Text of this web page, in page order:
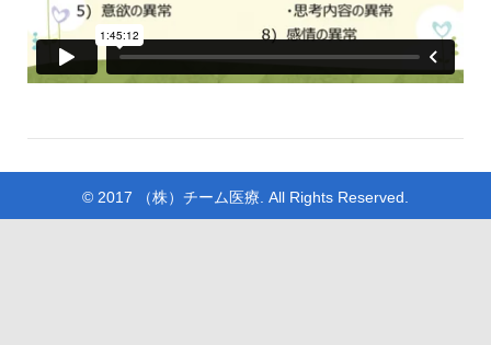
© 2017 （株）チーム医療. All Rights Reserved.